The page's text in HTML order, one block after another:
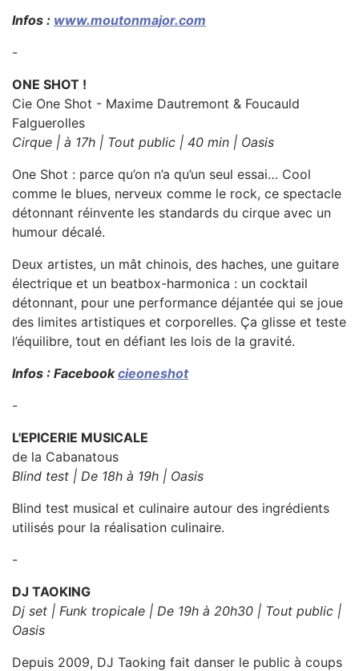
Infos : www.moutonmajor.com
-
ONE SHOT !
Cie One Shot - Maxime Dautremont & Foucauld
Falguerolles
Cirque | à 17h | Tout public | 40 min | Oasis
One Shot : parce qu’on n’a qu’un seul essai… Cool
comme le blues, nerveux comme le rock, ce spectacle
détonnant réinvente les standards du cirque avec un
humour décalé.
Deux artistes, un mât chinois, des haches, une guitare
électrique et un beatbox-harmonica : un cocktail
détonnant, pour une performance déjantée qui se joue
des limites artistiques et corporelles. Ça glisse et teste
l’équilibre, tout en défiant les lois de la gravité.
Infos : Facebookcieoneshot
-
L'EPICERIE MUSICALE
de la Cabanatous
Blind test | De 18h à 19h | Oasis
Blind test musical et culinaire autour des ingrédients
utilisés pour la réalisation culinaire.
-
DJ TAOKING
Dj set | Funk tropicale | De 19h à 20h30 | Tout public |
Oasis
Depuis 2009, DJ Taoking fait danser le public à coups